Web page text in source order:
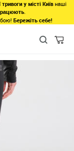
тривоги у місті Київ наші
.
Бережіть себе!
Низ у Львові